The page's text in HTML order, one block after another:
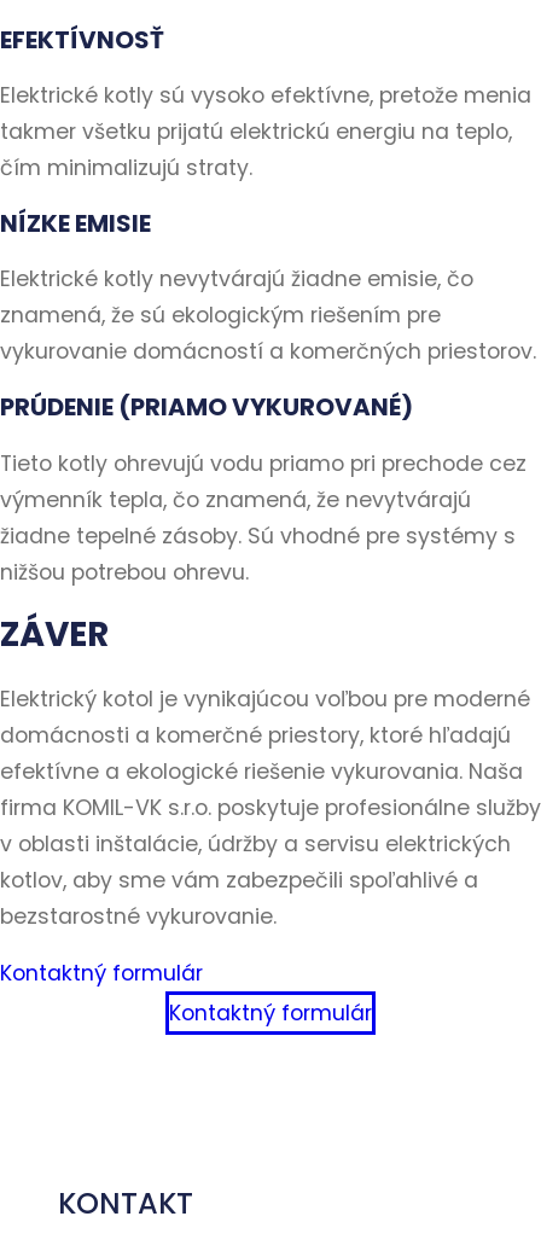
EFEKTÍVNOSŤ
Elektrické kotly sú vysoko efektívne, pretože menia
takmer všetku prijatú elektrickú energiu na teplo,
čím minimalizujú straty.
NÍZKE EMISIE
Elektrické kotly nevytvárajú žiadne emisie, čo
znamená, že sú ekologickým riešením pre
vykurovanie domácností a komerčných priestorov.
PRÚDENIE (PRIAMO VYKUROVANÉ)
Tieto kotly ohrevujú vodu priamo pri prechode cez
výmenník tepla, čo znamená, že nevytvárajú
žiadne tepelné zásoby. Sú vhodné pre systémy s
nižšou potrebou ohrevu.
ZÁVER
Elektrický kotol je vynikajúcou voľbou pre moderné
domácnosti a komerčné priestory, ktoré hľadajú
efektívne a ekologické riešenie vykurovania. Naša
firma KOMIL-VK s.r.o. poskytuje profesionálne služby
v oblasti inštalácie, údržby a servisu elektrických
kotlov, aby sme vám zabezpečili spoľahlivé a
bezstarostné vykurovanie.
Kontaktný formulár
Kontaktný formulár
KONTAKT